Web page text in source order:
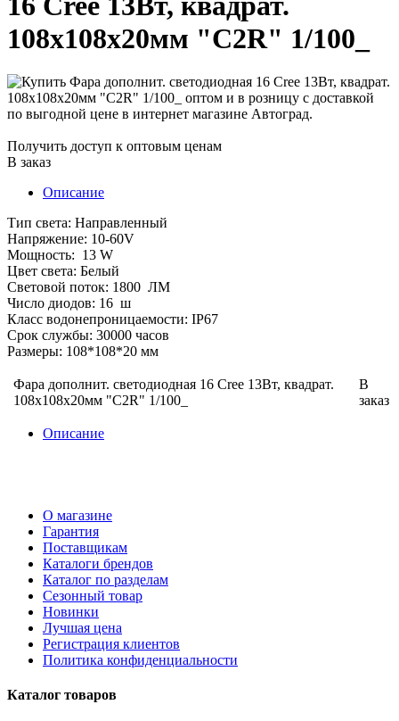
108х108х20мм "C2R" 1/100_
Получить доступ к оптовым ценам
В заказ
Описание
Тип света: Направленный
Напряжение: 10-60V
Мощность: 13 W
Цвет света: Белый
Световой поток: 1800 ЛМ
Число диодов: 16 ш
Класс водонепроницаемости: IP67
Срок службы: 30000 часов
Размеры: 108*108*20 мм
Фара дополнит. светодиодная 16 Cree 13Вт, квадрат.
108х108х20мм "C2R" 1/100_
В
заказ
Описание
О магазине
Гарантия
Поставщикам
Каталоги брендов
Каталог по разделам
Сезонный товар
Новинки
Лучшая цена
Регистрация клиентов
Политика конфиденциальности
Каталог товаров